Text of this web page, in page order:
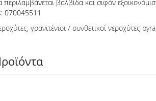
περιλαμβάνεται βαλβίδα και σιφόν
070045511
, γρανιτένιοι / συνθετικοί νεροχύτες